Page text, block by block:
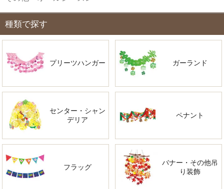
種類で探す
プリーツハンガー ガーランド
センター・シャン
デリア
ペナント
フラッグ
バナー・その他吊
り装飾